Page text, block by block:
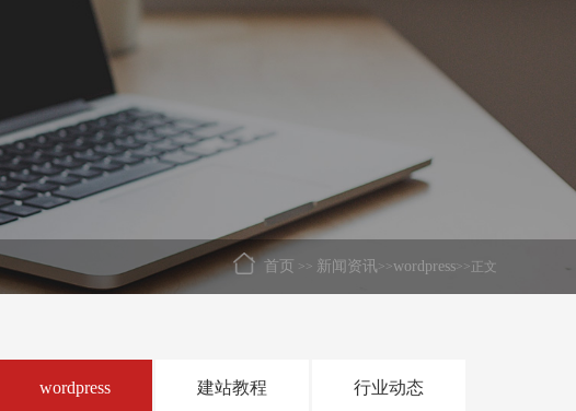
首页 >> 新闻资讯>>wordpress>>正文
wordpress 建站教程 行业动态